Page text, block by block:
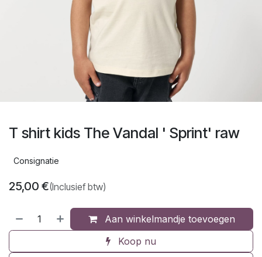
T shirt kids The Vandal ' Sprint' raw
Consignatie
25,00 €(Inclusief btw)
Aan winkelmandje toevoegen
Koop nu